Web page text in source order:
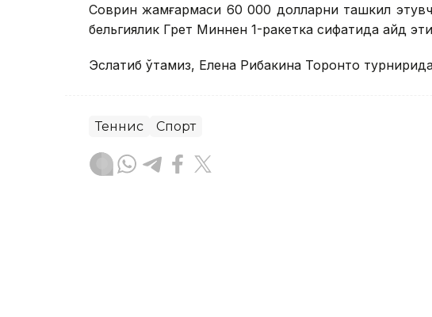
Соврин жамғармаси 60 000 долларни ташкил
бельгиялик Грет Миннен 1-ракетка сифатида қайд
Эслатиб ўтамиз, Елена Рибакина Торонто
Теннис Спорт